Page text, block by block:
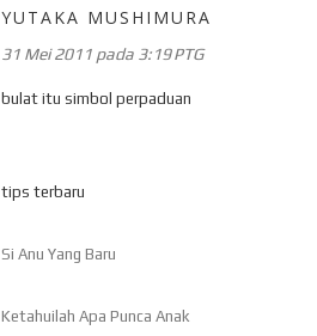
YUTAKA MUSHIMURA
31 Mei 2011 pada 3:19 PTG
bulat itu simbol perpaduan
tips terbaru
Si Anu Yang Baru
Ketahuilah Apa Punca Anak